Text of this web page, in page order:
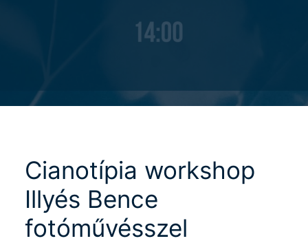
Cianotípia workshop
Illyés Bence
fotóművésszel